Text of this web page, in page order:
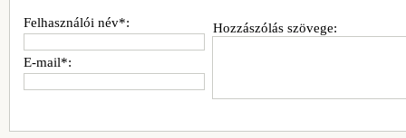
Hozzászólás szövege:
Felhasználói név*:
E-mail*: